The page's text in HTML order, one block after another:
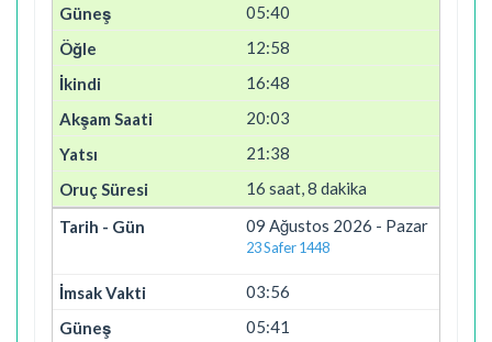
05:40
12:58
16:48
20:03
21:38
16 saat, 8 dakika
09 Ağustos 2026 - Pazar
23 Safer 1448
03:56
05:41